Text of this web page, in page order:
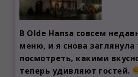
В Olde Hansa совсем
меню, и я снова
посмотреть, какими
теперь удивляют гостей.